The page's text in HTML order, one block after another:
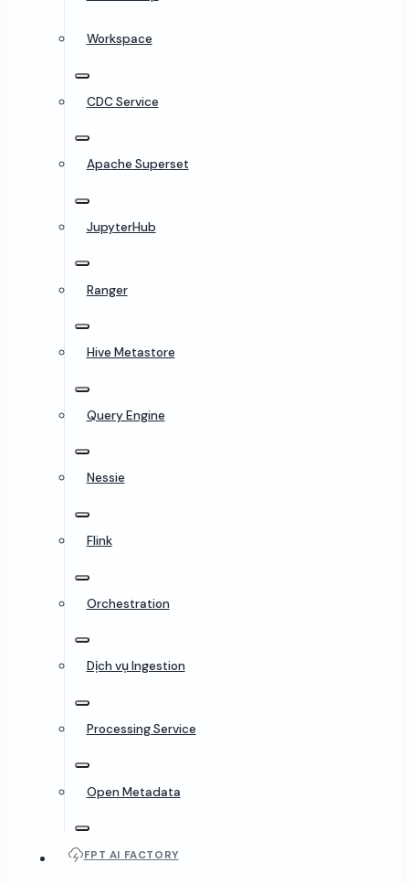
Workspace
CDC Service
Apache Superset
JupyterHub
Ranger
Hive Metastore
Query Engine
Nessie
Flink
Orchestration
Dịch vụ Ingestion
Processing Service
Open Metadata
FPT AI FACTORY